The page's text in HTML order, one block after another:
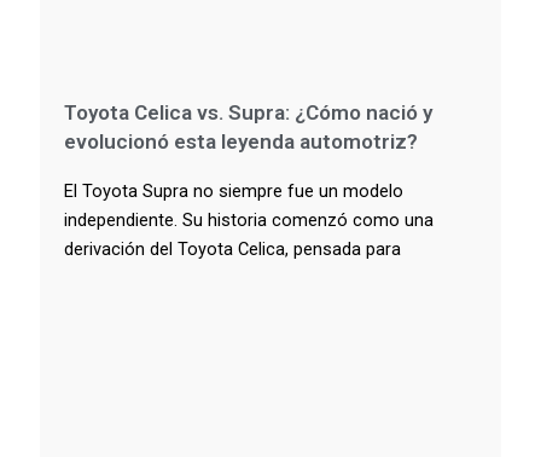
Toyota Celica vs. Supra: ¿Cómo nació y
evolucionó esta leyenda automotriz?
El Toyota Supra no siempre fue un modelo
independiente. Su historia comenzó como una
derivación del Toyota Celica, pensada para